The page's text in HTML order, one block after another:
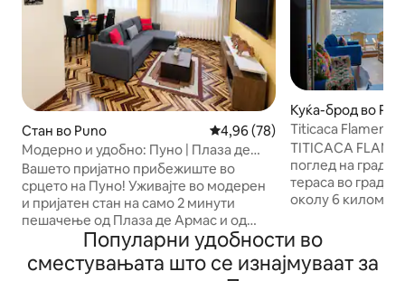
Стан во Puno Просечна оцена: 4,96 од 5,
4,96 (78)
Модерно и удобно: Пуно | Плаза де
Арнас
Вашето пријатно прибежиште во
срцето на Пуно! Уживајте во модерен
и пријатен стан на само 2 минути
пешачење од Плаза де Армас и од
рестораните (Calle Lima). Термичка
удобност: Дизајнирано за вашиот
одмор, со кревети од највисок
Куќа-брод во
Titicaca Flamenco
TITICACA
поглед на
тераса во
околу 6
и планина. Во
пристаништето Пуно
вклучува една
Популарни удобности во
сместувањата што се изнајмуваат за